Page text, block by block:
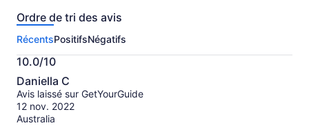
a
sur
cette
activité.
Plus
de
renseignements
sur
Ordre de tri des avis
RécentsPositifsNégatifs
10.0/10
10.0
sur
10
Daniella C
Avis laissé sur GetYourGuide
12 nov. 2022
Australia